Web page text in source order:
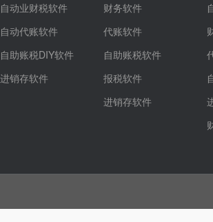
自动业财税软件
自动代账软件
自助账税DIY软件
进销存软件
财务软件
代账软件
自助账税软件
报税软件
进销存软件